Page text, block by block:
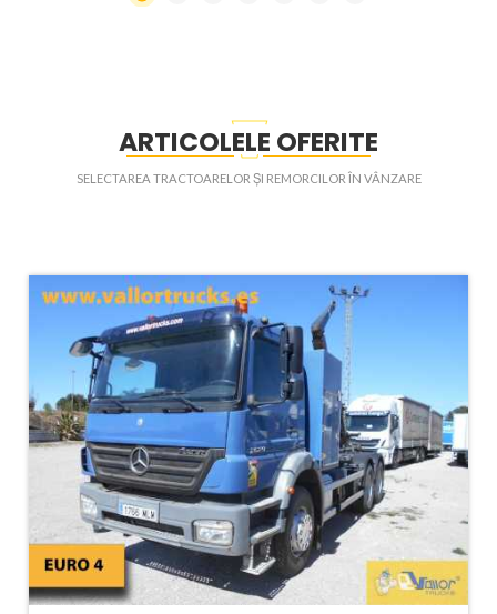
ARTICOLELE OFERITE
SELECTAREA TRACTOARELOR ȘI REMORCILOR ÎN VÂNZARE